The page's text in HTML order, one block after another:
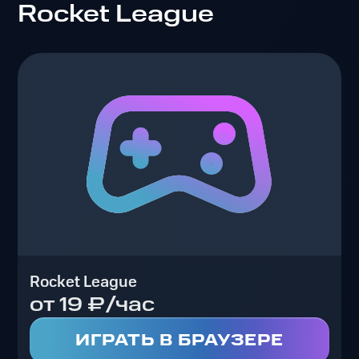
Rocket League
Rocket League
от 19 ₽/час
ИГРАТЬ В БРАУЗЕРЕ